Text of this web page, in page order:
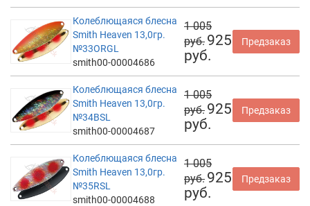
Колеблющаяся блесна
Smith Heaven 13,0гр.
№33ORGL
smith00-00004686
1 005
руб. 925
руб.
Предзаказ
Колеблющаяся блесна
Smith Heaven 13,0гр.
№34BSL
smith00-00004687
1 005
руб. 925
руб.
Предзаказ
Колеблющаяся блесна
Smith Heaven 13,0гр.
№35RSL
smith00-00004688
1 005
руб. 925
руб.
Предзаказ